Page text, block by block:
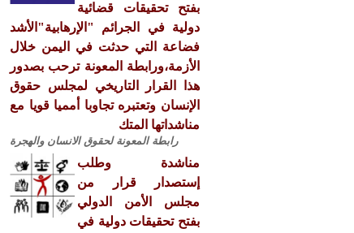
بفتح تحقيقات قضائية
دولية في الجرائم "الإرهابية"الأشد
فضاعة التي حدثت في اليمن خلال
الأزمة،ورابطة المعونة ترحب بصدور
هذا القرار التاريخي لمجلس حقوق
الإنسان وتعتبره تجاوبا أمميا قويا مع
مناشداتها المتك
رابطة المعونة لحقوق الانسان والهجرة
مناشدة وطلب
إستصدار قرار من
مجلس الأمن الدولي
بفتح تحقيقات دولية في